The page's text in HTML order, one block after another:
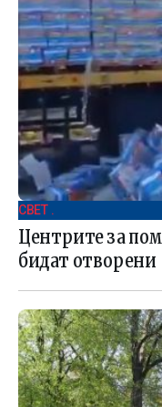
СВЕТ .
Центрите за
бидат отворени